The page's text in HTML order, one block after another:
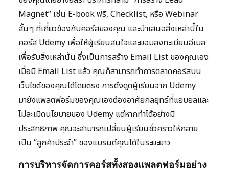
Magnet” เช่น E-book ฟรี, Checklist, หรือ Webinar
สั้นๆ ที่เกี่ยวข้องกับคอร์สของคุณ และนำเสนอสิ่งเหล่านี้ใน
คอร์ส Udemy เพื่อให้ผู้เรียนสนใจและยอมลงทะเบียนอีเมล
เพื่อรับสิ่งเหล่านั้น ซึ่งเป็นการสร้าง Email List ของคุณเอง
เมื่อมี Email List แล้ว คุณก็สามารถทำการตลาดคอร์สบน
เว็บไซต์ของคุณได้โดยตรง การดึงดูดผู้เรียนจาก Udemy
มายังแพลตฟอร์มของคุณเองต้องอาศัยกลยุทธ์ที่แยบยลและ
ไม่ละเมิดนโยบายของ Udemy แต่หากทำได้อย่างมี
ประสิทธิภาพ คุณจะสามารถเปลี่ยนผู้เรียนชั่วคราวให้กลาย
เป็น “ลูกค้าประจำ” ของแบรนด์คุณได้ในระยะยาว
การบริหารจัดการคอร์สทั้งสองแพลตฟอร์มอย่าง